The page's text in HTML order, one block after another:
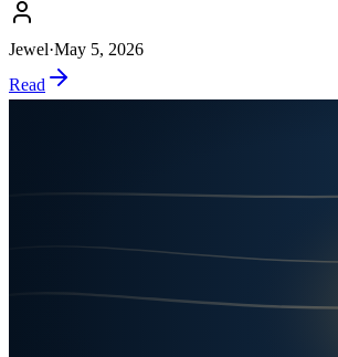
Jewel·May 5, 2026
Read